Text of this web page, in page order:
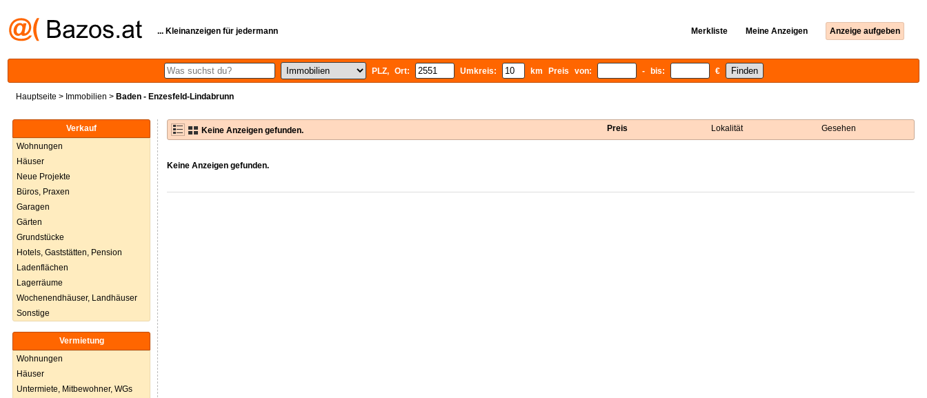
... Kleinanzeigen für jedermann Merkliste Meine Anzeigen Anzeige aufgeben
PLZ, Ort: Umkreis: km Preis von: - bis: €
Hauptseite > Immobilien > Baden - Enzesfeld-Lindabrunn
Verkauf
Wohnungen
Häuser
Neue Projekte
Büros, Praxen
Garagen
Gärten
Grundstücke
Hotels, Gaststätten, Pension
Ladenflächen
Lagerräume
Wochenendhäuser, Landhäuser
Sonstige
Vermietung
Wohnungen
Häuser
Untermiete, Mitbewohner, WGs
Keine Anzeigen gefunden. Preis Lokalität Gesehen
Keine Anzeigen gefunden.